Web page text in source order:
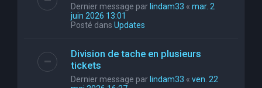
Dernier message parlindam33 « mar. 2
juin 2026 13:01
Posté dans Updates
Division de tache en plusieurs
tickets
Dernier message parlindam33 « ven. 22